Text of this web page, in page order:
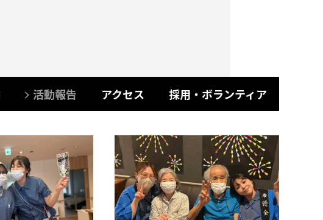
活動報告 アクセス 採用・ボランティア